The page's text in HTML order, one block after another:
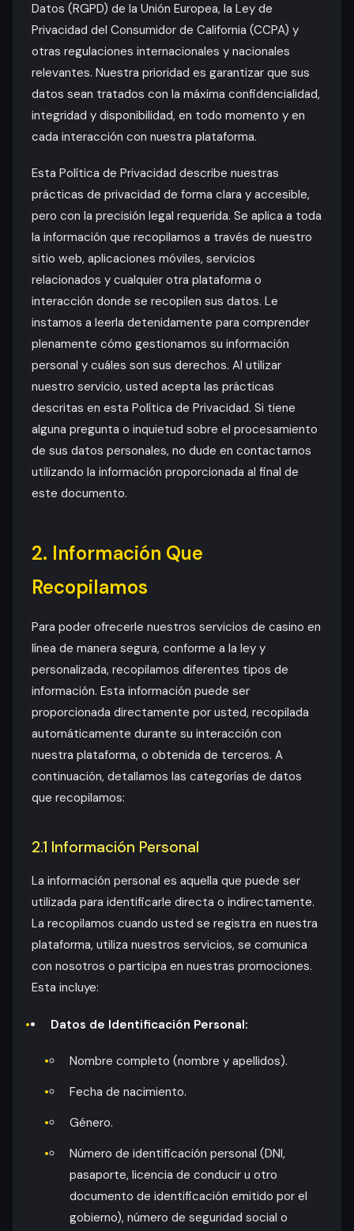
Datos (RGPD) de la Unión Europea, la Ley de
Privacidad del Consumidor de California (CCPA) y
otras regulaciones internacionales y nacionales
relevantes. Nuestra prioridad es garantizar que sus
datos sean tratados con la máxima confidencialidad,
integridad y disponibilidad, en todo momento y en
cada interacción con nuestra plataforma.
Esta Política de Privacidad describe nuestras
prácticas de privacidad de forma clara y accesible,
pero con la precisión legal requerida. Se aplica a toda
la información que recopilamos a través de nuestro
sitio web, aplicaciones móviles, servicios
relacionados y cualquier otra plataforma o
interacción donde se recopilen sus datos. Le
instamos a leerla detenidamente para comprender
plenamente cómo gestionamos su información
personal y cuáles son sus derechos. Al utilizar
nuestro servicio, usted acepta las prácticas
descritas en esta Política de Privacidad. Si tiene
alguna pregunta o inquietud sobre el procesamiento
de sus datos personales, no dude en contactarnos
utilizando la información proporcionada al final de
este documento.
2. Información Que
Recopilamos
Para poder ofrecerle nuestros servicios de casino en
línea de manera segura, conforme a la ley y
personalizada, recopilamos diferentes tipos de
información. Esta información puede ser
proporcionada directamente por usted, recopilada
automáticamente durante su interacción con
nuestra plataforma, o obtenida de terceros. A
continuación, detallamos las categorías de datos
que recopilamos:
2.1 Información Personal
La información personal es aquella que puede ser
utilizada para identificarle directa o indirectamente.
La recopilamos cuando usted se registra en nuestra
plataforma, utiliza nuestros servicios, se comunica
con nosotros o participa en nuestras promociones.
Esta incluye:
Datos de Identificación Personal:
Nombre completo (nombre y apellidos).
Fecha de nacimiento.
Género.
Número de identificación personal (DNI,
pasaporte, licencia de conducir u otro
documento de identificación emitido por el
gobierno), número de seguridad social o